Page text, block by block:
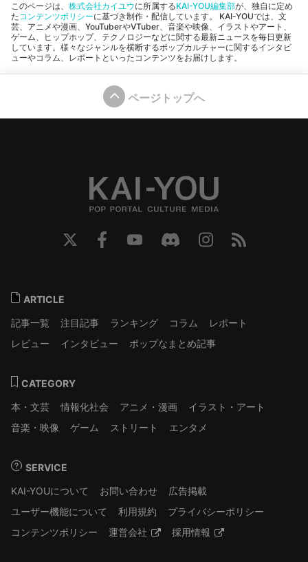
このページは、 株式会社カイユウに所属するKAI-YOU編集部が、独自に定め
たコンテンツポリシーに基づき制作・配信しています。 KAI-YOUでは、文
芸、アニメや漫画、YouTuberやVTuber、音楽や映像、イラストやアート、
ゲーム、ヒップホップ、テクノロジーなどに関する最新ニュースを毎日更新
しています。様々なジャンルを横断するポップカルチャーに関するインタビ
ューやコラム、レポートといったコンテンツをお届けします。
ページトップへ
ARTICLE
記事一覧
注目記事 ランキング コラム
レポート
レビュー
インタビュー ポップなまとめ記事
CATEGORY
本・文芸
情報化社会 アニメ・漫画
イラスト・アート
音楽・映像
ゲーム ストリート エンタメ
SERVICE
KAI-YOUについて
お問い合わせ
広告掲載
ユーザー機能について
利用規約
プライバシーポリシー
コンテンツポリシー
運営会社 採用情報